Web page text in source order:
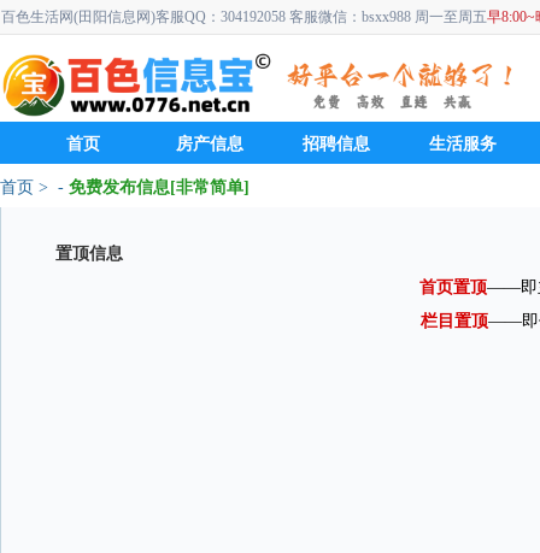
百色生活网(田阳信息网)客服QQ：304192058 客服微信：bsxx988 周一至周五早8:00~
首页 房产信息 招聘信息 生活服务
首页 > - 免费发布信息[非常简单]
置顶信息
首页置顶——即
栏目置顶——即